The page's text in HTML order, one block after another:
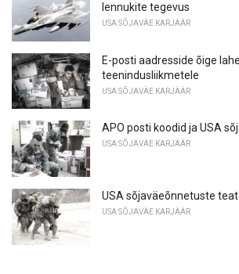
lennukite tegevus
USA SÕJAVÄE KARJÄÄR
E-posti aadresside õige
teenindusliikmetele
USA SÕJAVÄE KARJÄÄR
APO posti koodid ja USA
USA SÕJAVÄE KARJÄÄR
USA sõjaväeõnnetuste
USA SÕJAVÄE KARJÄÄR